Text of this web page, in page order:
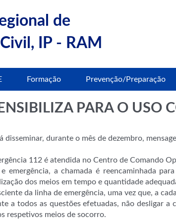
de
IP - RAM
Formação Prevenção/Preparação
PARA O USO
durante o mês de dezembro,
112 é atendida no Centro de Comando
emergência, a chamada é reencaminhada
dos meios em tempo e quantidade
da linha de emergência, uma vez que, a
a todos as questões efetuadas, não desligar
respetivos meios de socorro.